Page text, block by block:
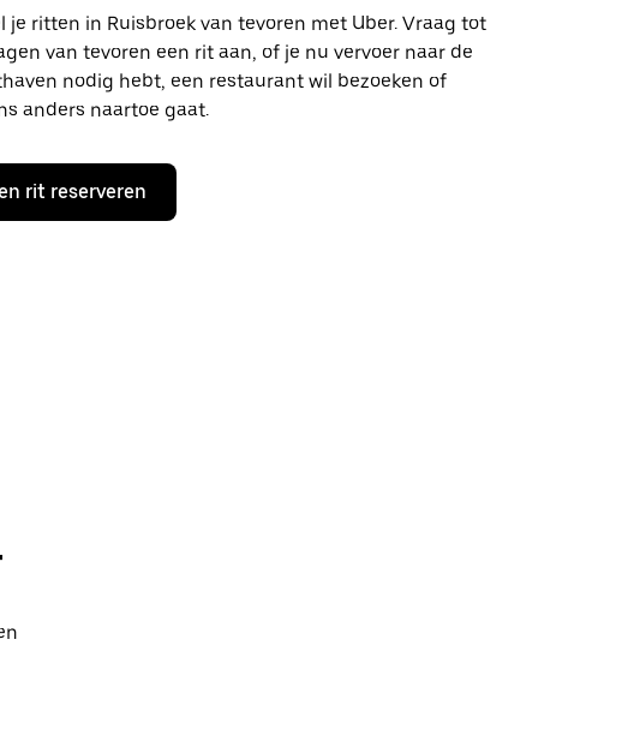
je ritten in Ruisbroek van tevoren met Uber. Vraag tot
van tevoren een rit aan, of je nu vervoer naar de
nodig hebt, een restaurant wil bezoeken of
anders naartoe gaat.
rit reserveren